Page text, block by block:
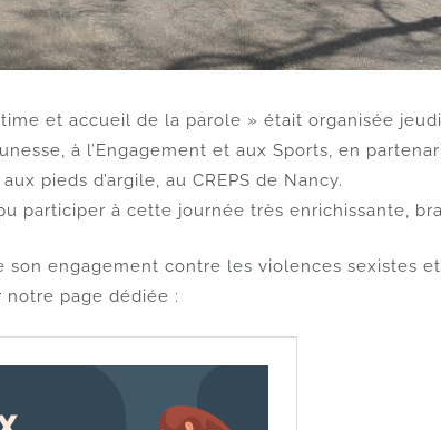
et accueil de la parole » était organisée
à l’Engagement et aux Sports, en
pieds d’argile, au CREPS de Nancy.
participer à cette journée très enrichissante,
engagement contre les violences sexistes
page dédiée :